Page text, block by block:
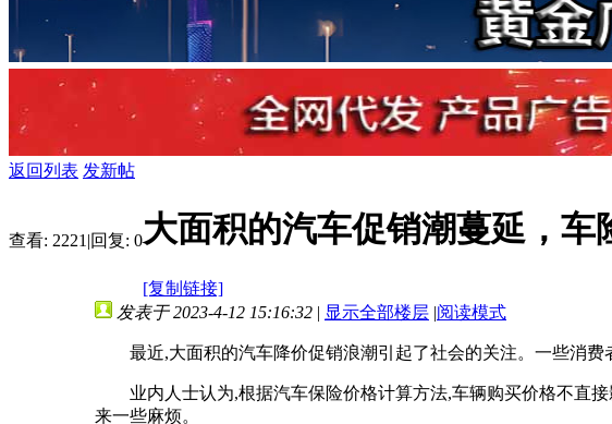
返回列表 发新帖
查看: 2221 |回复: 0大面积的汽车促销潮蔓延，车
[复制链接]
发表于 2023-4-12 15:16:32 | 显示全部楼层 |阅读模式
最近,大面积的汽车降价促销浪潮引起了社会的关注。一些消费
业内人士认为,根据汽车保险价格计算方法,车辆购买价格不直
来一些麻烦。